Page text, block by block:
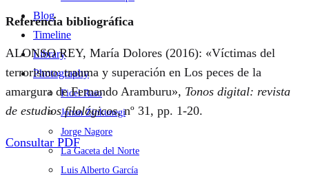
Blog
Timeline
Library
Photography
Fidel Raso
Jonan Zinkunegi
Jorge Nagore
La Gaceta del Norte
Luis Alberto García
Referencia bibliográfica
ALONSO REY, María Dolores (2016): «Víctimas del
terrorismo: trauma y superación en Los peces de la
amargura de Fernando Aramburu», Tonos digital: revista
de estudios filológicos, nº 31, pp. 1-20.
Consultar PDF